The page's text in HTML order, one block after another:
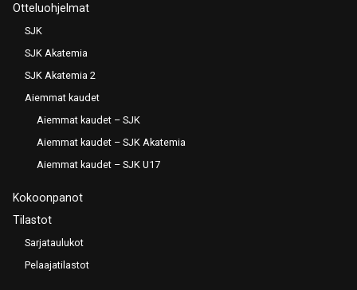
Otteluohjelmat
SJK
SJK Akatemia
SJK Akatemia 2
Aiemmat kaudet
Aiemmat kaudet – SJK
Aiemmat kaudet – SJK Akatemia
Aiemmat kaudet – SJK U17
Kokoonpanot
Tilastot
Sarjataulukot
Pelaajatilastot